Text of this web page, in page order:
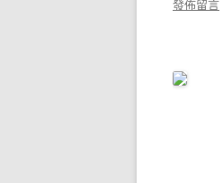
發佈留言